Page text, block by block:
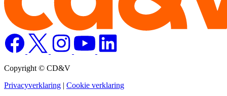
Copyright © CD&V
Privacyverklaring | Cookie verklaring